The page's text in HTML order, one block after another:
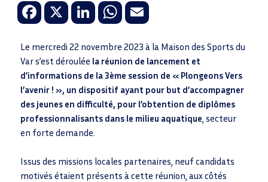
Fa
ce
b
o
o
k
X
Li
n
k
e
dI
n
W
h
at
sA
p
p
E
ail
Le mercredi 22 novembre 2023 à la Maison des Sports du
Var s’est déroulée la réunion de lancement et
d’informations de la 3ème session de « Plongeons Vers
l’avenir ! », un dispositif ayant pour but d’accompagner
des jeunes en difficulté, pour l’obtention de diplômes
professionnalisants dans le milieu aquatique , secteur
en forte demande.
Issus des missions locales partenaires, neuf candidats
motivés étaient présents à cette réunion, aux côtés